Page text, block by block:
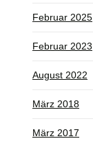
Februar 2025
Februar 2023
August 2022
März 2018
März 2017